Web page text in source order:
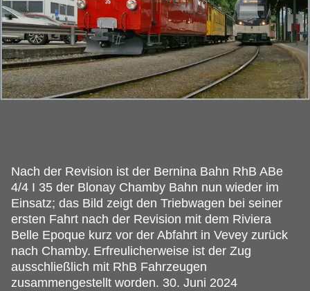
Nach der Revision ist der Bernina Bahn RhB ABe
4/4 I 35 der Blonay Chamby Bahn nun wieder im
Einsatz; das Bild zeigt den Triebwagen bei seiner
ersten Fahrt nach der Revision mit dem Riviera
Belle Epoque kurz vor der Abfahrt in Vevey zurück
nach Chamby. Erfreulicherweise ist der Zug
ausschließlich mit RhB Fahrzeugen
zusammengestellt worden. 30. Juni 2024